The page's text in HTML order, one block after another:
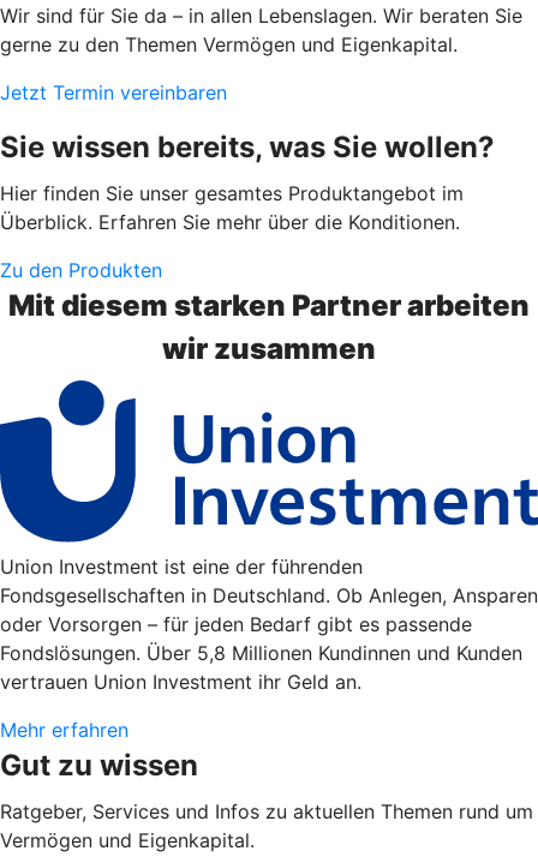
Wir sind für Sie da – in allen Lebenslagen. Wir beraten Sie
gerne zu den Themen Vermögen und Eigenkapital.
Jetzt Termin vereinbaren
Sie wissen bereits, was Sie wollen?
Hier finden Sie unser gesamtes Produktangebot im
Überblick. Erfahren Sie mehr über die Konditionen.
Zu den Produkten
Mit diesem starken Partner arbeiten
wir zusammen
Union Investment ist eine der führenden
Fondsgesellschaften in Deutschland. Ob Anlegen, Ansparen
oder Vorsorgen – für jeden Bedarf gibt es passende
Fondslösungen. Über 5,8 Millionen Kundinnen und Kunden
vertrauen Union Investment ihr Geld an.
Mehr erfahren
Gut zu wissen
Ratgeber, Services und Infos zu aktuellen Themen rund um
Vermögen und Eigenkapital.